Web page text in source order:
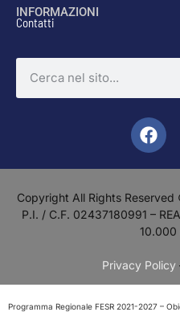
INFORMAZIONI
Contatti
Copyright All Rights
P.I. / C.F. 02437180991 –
10.000
Privacy Policy
Programma Regionale FESR 2021-2027 –